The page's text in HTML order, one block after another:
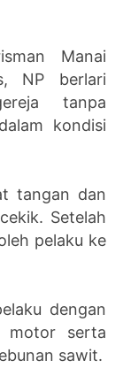
Manai
NP berlari
tanpa
kondisi
tangan dan
Setelah
pelaku ke
dengan
motor serta
sawit.